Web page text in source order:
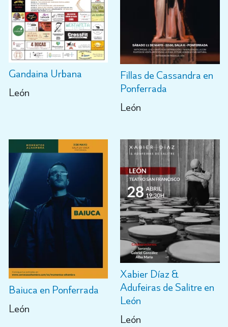
Gandaina Urbana
León
Fillas de Cassandra en
Ponferrada
León
Baiuca en Ponferrada
León
Xabier Díaz &
Adufeiras de Salitre en
León
León